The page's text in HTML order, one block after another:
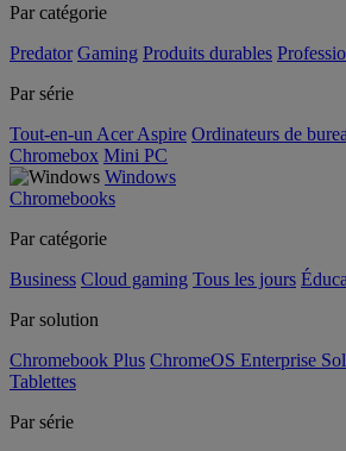
Par catégorie
Predator Gaming Produits durables
Par série
Tout-en-un Acer Aspire Ordinateurs de
Chromebox Mini PC
Windows
Chromebooks
Par catégorie
Business Cloud gaming Tous les jours
Par solution
Chromebook Plus ChromeOS Enterprise
Tablettes
Par série